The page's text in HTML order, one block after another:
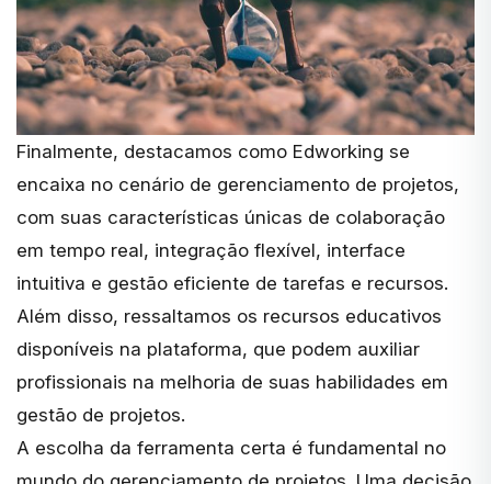
Finalmente, destacamos como Edworking se
encaixa no cenário de gerenciamento de projetos,
com suas características únicas de colaboração
em tempo real, integração flexível, interface
intuitiva e gestão eficiente de tarefas e recursos.
Além disso, ressaltamos os recursos educativos
disponíveis na plataforma, que podem auxiliar
profissionais na melhoria de suas habilidades em
gestão de projetos.
A escolha da ferramenta certa é fundamental no